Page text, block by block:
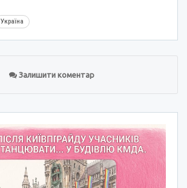
Україна
Залишити коментар